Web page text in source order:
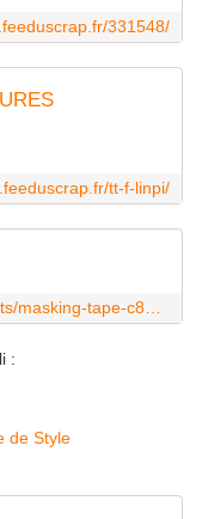
331548/
tt-f-linpi/
: